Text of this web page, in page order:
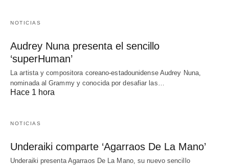
NOTICIAS
Audrey Nuna presenta el sencillo
‘superHuman’
La artista y compositora coreano-estadounidense Audrey Nuna,
nominada al Grammy y conocida por desafiar las…
Hace 1 hora
NOTICIAS
Underaiki comparte ‘Agarraos De La Mano’
Underaiki presenta Agarraos De La Mano, su nuevo sencillo